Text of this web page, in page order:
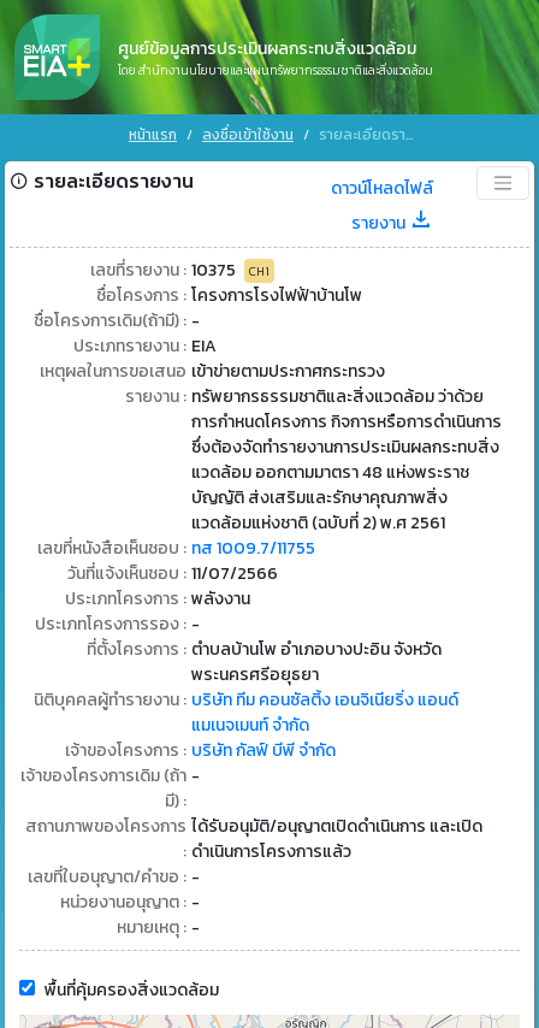
ศูนย์ข้อมูลการประเมินผลกระทบสิ่งแวดล้อม
โดย สำนักงานนโยบายและแผนทรัพยากรธรรมชาติและสิ่งแวดล้อม
หน้าแรก ลงชื่อเข้าใช้งาน รายละเอียดรายงาน
รายละเอียดรายงาน
ดาวน์โหลดไฟล์
รายงาน
เลขที่รายงาน : 10375 CH1
ชื่อโครงการ : โครงการโรงไฟฟ้าบ้านโพ
ชื่อโครงการเดิม(ถ้ามี) : -
ประเภทรายงาน : EIA
เหตุผลในการขอเสนอ
รายงาน :
เข้าข่ายตามประกาศกระทรวง
ทรัพยากรธรรมชาติและสิ่งแวดล้อม ว่าด้วย
การกำหนดโครงการ กิจการหรือการดำเนินการ
ซึ่งต้องจัดทำรายงานการประเมินผลกระทบสิ่ง
แวดล้อม ออกตามมาตรา 48 แห่งพระราช
บัญญัติ ส่งเสริมและรักษาคุณภาพสิ่ง
แวดล้อมแห่งชาติ (ฉบับที่ 2) พ.ศ 2561
เลขที่หนังสือเห็นชอบ : ทส 1009.7/11755
วันที่แจ้งเห็นชอบ : 11/07/2566
ประเภทโครงการ : พลังงาน
ประเภทโครงการรอง : -
ที่ตั้งโครงการ : ตำบลบ้านโพ อำเภอบางปะอิน จังหวัด
พระนครศรีอยุธยา
นิติบุคคลผู้ทำรายงาน : บริษัท ทีม คอนซัลติ้ง เอนจิเนียริ่ง แอนด์
แมเนจเมนท์ จำกัด
เจ้าของโครงการ : บริษัท กัลฟ์ บีพี จำกัด
เจ้าของโครงการเดิม (ถ้า
มี) :
-
สถานภาพของโครงการ
:
ได้รับอนุมัติ/อนุญาตเปิดดำเนินการ และเปิด
ดำเนินการโครงการแล้ว
เลขที่ใบอนุญาต/คำขอ : -
หน่วยงานอนุญาต : -
หมายเหตุ : -
พื้นที่คุ้มครองสิ่งแวดล้อม